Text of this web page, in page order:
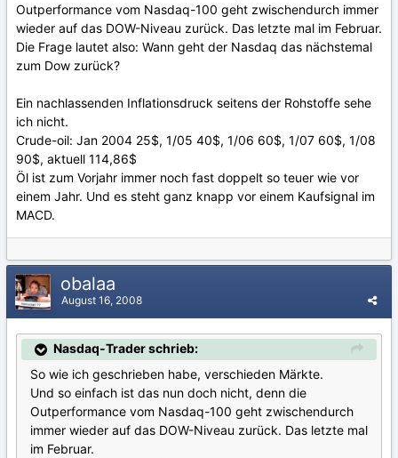
Outperformance vom Nasdaq-100 geht zwischendurch immer
wieder auf das DOW-Niveau zurück. Das letzte mal im Februar.
Die Frage lautet also: Wann geht der Nasdaq das nächstemal
zum Dow zurück?
Ein nachlassenden Inflationsdruck seitens der Rohstoffe sehe
ich nicht.
Crude-oil: Jan 2004 25$, 1/05 40$, 1/06 60$, 1/07 60$, 1/08
90$, aktuell 114,86$
Öl ist zum Vorjahr immer noch fast doppelt so teuer wie vor
einem Jahr. Und es steht ganz knapp vor einem Kaufsignal im
MACD.
obalaa
August 16, 2008
Nasdaq-Trader schrieb:
So wie ich geschrieben habe, verschieden Märkte.
Und so einfach ist das nun doch nicht, denn die
Outperformance vom Nasdaq-100 geht zwischendurch
immer wieder auf das DOW-Niveau zurück. Das letzte mal
im Februar.